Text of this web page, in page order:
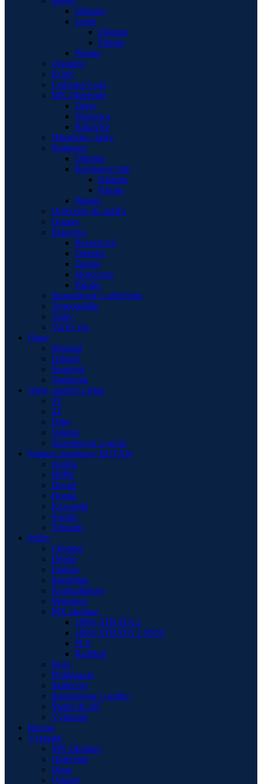
Dámske
Letné
Dámske
Pánske
Pánske
Chrániče
Kukly
Ladvinový pás
MX Oblečenie
Dresy
Nohavice
Rukavice
Nákrčníky, šatky
Nohavice
Dámske
Kevlarové rifle
Dámske
Pánske
Pánske
Oblečenie do dažďa
Opasky
Rukavice
Bezprstové
Dámske
Detské
Motocross
Pánske
Starostlivosť o oblečenie
Termoprádlo
Traky
Voľný čas
Obuv
Mestská
Ostatné
Športová
Turistická
Oleje, mazivá a filtre
2T
4T
Filtre
Ostatné
Starostlivosť o reťaz
Padacie protektory RUTAN
Aprilia
BMW
Ducati
Honda
Kawasaki
Suzuki
Triumph
Prilby
Chopper
Detské
Enduro
Integrálne
Komunikátory
Motokros
MX okuliare
100% STRATA 2
100% STRATA 2 NEW
FLY
RedBull
Plexi
Preklápacie
Skúter/Jet
Starostlivosť o prilbu
Štuple do uší
Výklopné
Racing
Výpredaj
MX Okuliare
Oblečenie
Obuv
Ostatné